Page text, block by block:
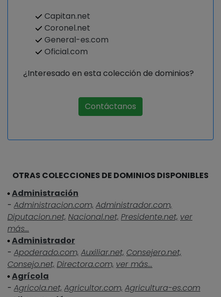
Capitan.net
Coronel.net
General-es.com
Oficial.com
¿Interesado en esta colección de dominios?
Contáctanos
OTRAS COLECCIONES DE DOMINIOS DISPONIBLES
Administración
- Administracion.com, Administrador.com,
Diputacion.net, Nacional.net, Presidente.net, ver
más...
Administrador
- Apoderado.com, Auxiliar.net, Consejero.net,
Consejo.net, Directora.com, ver más...
Agrícola
- Agricola.net, Agricultor.com, Agricultura-es.com